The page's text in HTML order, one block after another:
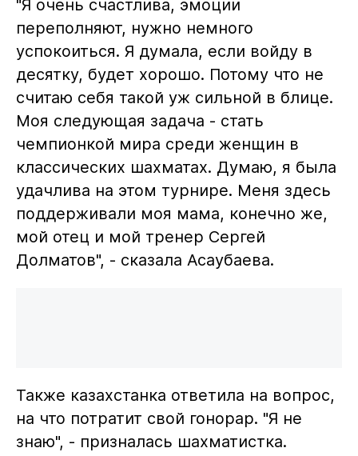
"Я очень счастлива, эмоции
переполняют, нужно немного
успокоиться. Я думала, если войду в
десятку, будет хорошо. Потому что не
считаю себя такой уж сильной в блице.
Моя следующая задача - стать
чемпионкой мира среди женщин в
классических шахматах. Думаю, я была
удачлива на этом турнире. Меня здесь
поддерживали моя мама, конечно же,
мой отец и мой тренер Сергей
Долматов", - сказала Асаубаева.
Также казахстанка ответила на вопрос,
на что потратит свой гонорар. "Я не
знаю", - призналась шахматистка.